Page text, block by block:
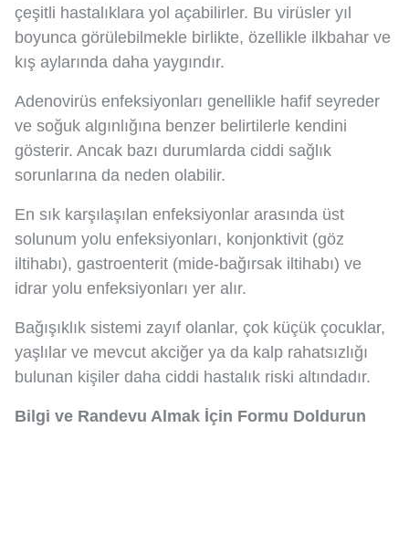
çeşitli hastalıklara yol açabilirler. Bu virüsler yıl
boyunca görülebilmekle birlikte, özellikle ilkbahar ve
kış aylarında daha yaygındır.
Adenovirüs enfeksiyonları genellikle hafif seyreder
ve soğuk algınlığına benzer belirtilerle kendini
gösterir. Ancak bazı durumlarda ciddi sağlık
sorunlarına da neden olabilir.
En sık karşılaşılan enfeksiyonlar arasında üst
solunum yolu enfeksiyonları, konjonktivit (göz
iltihabı), gastroenterit (mide-bağırsak iltihabı) ve
idrar yolu enfeksiyonları yer alır.
Bağışıklık sistemi zayıf olanlar, çok küçük çocuklar,
yaşlılar ve mevcut akciğer ya da kalp rahatsızlığı
bulunan kişiler daha ciddi hastalık riski altındadır.
Bilgi ve Randevu Almak İçin Formu Doldurun